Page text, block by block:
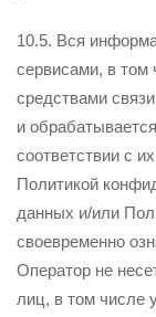
10.5. Вся
сервисами, в
средствами
и
соответствии с
Политикой
данных и/или
своевременно
Оператор не
лиц, в том числе